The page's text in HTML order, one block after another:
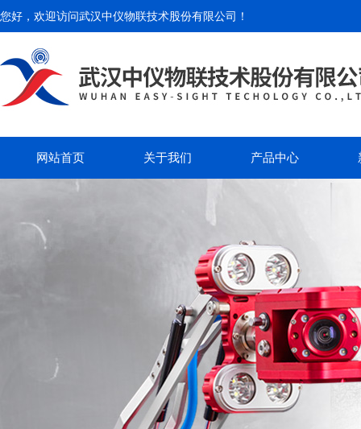
您好，欢迎访问武汉中仪物联技术股份有限公司 ！
网站首页 关于我们 产品中心